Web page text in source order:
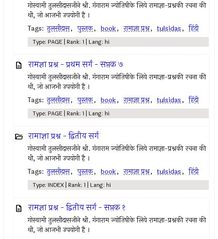
गोस्वामी तुलसीदासजीने श्री. गंगाराम ज्योतिषीके लिये रामाज्ञा-प्रश्नकी रचना की
थी, जो आजभी उपयोगी है ।
Tags: तुलसीदास, पुस्तक, book, रामाज्ञा प्रश्न, tulsidas, हिंदी
Type: PAGE | Rank: 1 | Lang: hi
रामज्ञा प्रश्न - प्रथम सर्ग - सप्तक ७
गोस्वामी तुलसीदासजीने श्री. गंगाराम ज्योतिषीके लिये रामाज्ञा-प्रश्नकी रचना की
थी, जो आजभी उपयोगी है ।
Tags: तुलसीदास, पुस्तक, book, रामाज्ञा प्रश्न, tulsidas, हिंदी
Type: PAGE | Rank: 1 | Lang: hi
रामाज्ञा प्रश्न - द्वितीय सर्ग
गोस्वामी तुलसीदासजीने श्री. गंगाराम ज्योतिषीके लिये रामाज्ञा-प्रश्नकी रचना की
थी, जो आजभी उपयोगी है ।
Tags: तुलसीदास, पुस्तक, book, रामाज्ञा प्रश्न, tulsidas, हिंदी
Type: INDEX | Rank: 1 | Lang: hi
रामज्ञा प्रश्न - द्वितीय सर्ग - सप्तक १
गोस्वामी तुलसीदासजीने श्री. गंगाराम ज्योतिषीके लिये रामाज्ञा-प्रश्नकी रचना की
थी, जो आजभी उपयोगी है ।